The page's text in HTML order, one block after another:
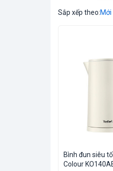
Sắp xếp theo:
Bình đun siêu
Colour